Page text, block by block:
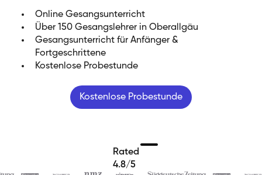
Online Gesangsunterricht
Über 150 Gesangslehrer in Oberallgäu
Gesangsunterricht für Anfänger &
Fortgeschrittene
Kostenlose Probestunde
Kostenlose Probestunde
Rated
4.8/5